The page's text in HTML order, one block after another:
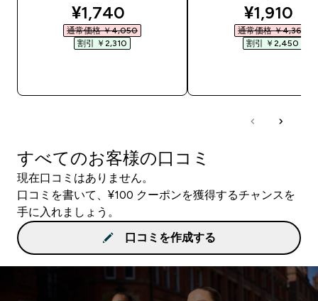
discounted price
¥1,740‎
通常価格 ￥4,050‎
割引 ￥2,310‎
¥1,910‎
通常価格 ￥4,360‎
割引 ￥2,450‎
すべてのお客様の口コミ
現在口コミはありません。
口コミを書いて、¥100 クーポンを獲得するチャンスを
手に入れましょう。
口コミを作成する